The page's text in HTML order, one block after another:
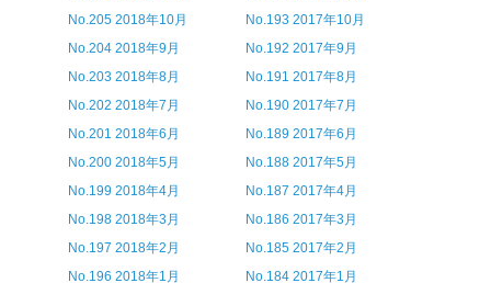
No.205 2018年10月
No.204 2018年9月
No.203 2018年8月
No.202 2018年7月
No.201 2018年6月
No.200 2018年5月
No.199 2018年4月
No.198 2018年3月
No.197 2018年2月
No.196 2018年1月
No.193 2017年10月
No.192 2017年9月
No.191 2017年8月
No.190 2017年7月
No.189 2017年6月
No.188 2017年5月
No.187 2017年4月
No.186 2017年3月
No.185 2017年2月
No.184 2017年1月